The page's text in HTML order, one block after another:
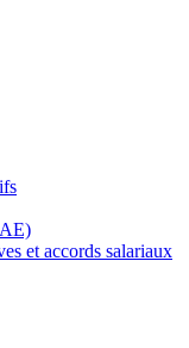
et accords salariaux